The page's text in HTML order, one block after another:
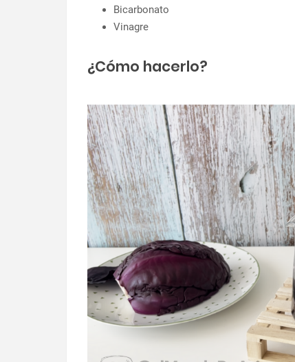
Bicarbonato
Vinagre
¿Cómo hacerlo?